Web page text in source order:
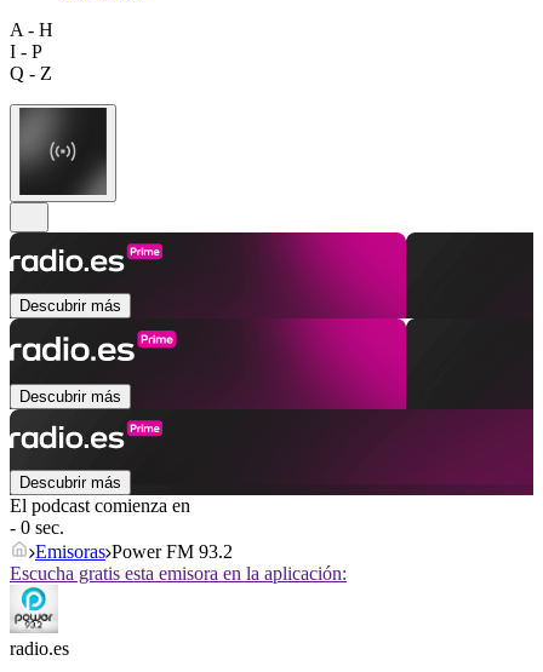
A - H
I - P
Q - Z
Descubrir más
Descubrir más
Descubrir más
El podcast comienza en
- 0 sec.
Emisoras Power FM 93.2
Escucha gratis esta emisora en la aplicación:
radio.es